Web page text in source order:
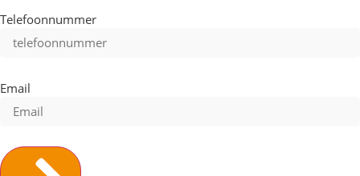
Telefoonnummer
Email